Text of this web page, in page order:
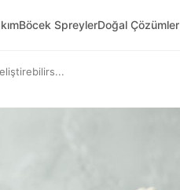
Böcek SpreylerDoğal Çözümler